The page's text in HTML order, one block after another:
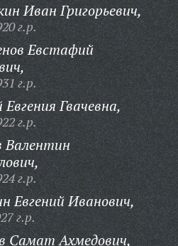
Иван Григорьевич,
г.р.
Евстафий
г.р.
Гвачевна,
г.р.
Валентин
г.р.
Евгений Иванович,
г.р.
Самат Ахмедович,